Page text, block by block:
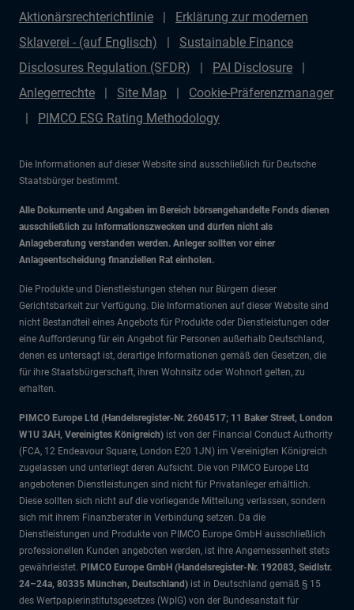
Aktionärsrechterichtlinie
Erklärung zur modernen
Sklaverei - (auf Englisch)
Sustainable Finance
Disclosures Regulation (SFDR)
PAI Disclosure
Anlegerrechte
Site Map
Cookie-Präferenzmanager
PIMCO ESG Rating Methodology
Die Informationen auf dieser Website sind ausschließlich für Deutsche
Staatsbürger bestimmt.
Alle Dokumente und Angaben im Bereich börsengehandelte Fonds dienen
ausschließlich zu Informationszwecken und dürfen nicht als
Anlageberatung verstanden werden. Anleger sollten vor einer
Anlageentscheidung finanziellen Rat einholen.
Die Produkte und Dienstleistungen stehen nur Bürgern dieser
Gerichtsbarkeit zur Verfügung. Die Informationen auf dieser Website sind
nicht Bestandteil eines Angebots für Produkte oder Dienstleistungen oder
eine Aufforderung für ein Angebot für Personen außerhalb Deutschland,
denen es untersagt ist, derartige Informationen gemäß den Gesetzen, die
für ihre Staatsbürgerschaft, ihren Wohnsitz oder Wohnort gelten, zu
erhalten.
PIMCO Europe Ltd (Handelsregister-Nr. 2604517; 11 Baker Street, London
W1U 3AH, Vereinigtes Königreich) ist von der Financial Conduct Authority
(FCA, 12 Endeavour Square, London E20 1JN) im Vereinigten Königreich
zugelassen und unterliegt deren Aufsicht. Die von PIMCO Europe Ltd
angebotenen Dienstleistungen sind nicht für Privatanleger erhältlich.
Diese sollten sich nicht auf die vorliegende Mitteilung verlassen, sondern
sich mit ihrem Finanzberater in Verbindung setzen. Da die
Dienstleistungen und Produkte von PIMCO Europe GmbH ausschließlich
professionellen Kunden angeboten werden, ist ihre Angemessenheit stets
gewährleistet. PIMCO Europe GmbH (Handelsregister-Nr. 192083, Seidlstr.
24–24a, 80335 München, Deutschland) ist in Deutschland gemäß § 15
des Wertpapierinstitutsgesetzes (WpIG) von der Bundesanstalt für